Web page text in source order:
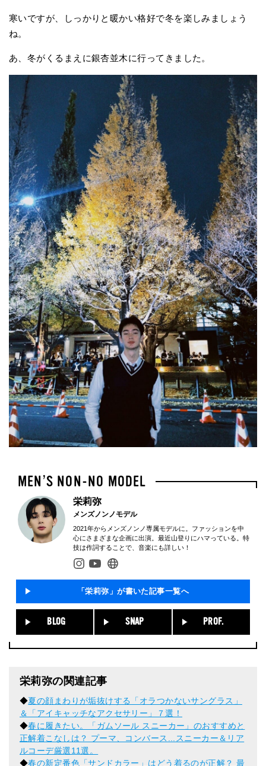
寒いですが、しっかりと暖かい格好で冬を楽しみましょう
ね。
あ、冬がくるまえに銀杏並木に行ってきました。
栄莉弥
メンズノンノモデル
2021年からメンズノンノ専属モデルに。ファッションを中
心にさまざまな企画に出演。最近山登りにハマっている。特
技は作詞することで、音楽にも詳しい！
「栄莉弥」が書いた記事一覧へ
BLOG SNAP PROF.
栄莉弥の関連記事
◆夏の顔まわりが垢抜けする「オラつかないサングラス」
＆「アイキャッチなアクセサリー」７選！
◆春に履きたい。「ガムソール スニーカー」のおすすめと
正解着こなしは？ プーマ、コンバース...スニーカー＆リア
ルコーデ厳選11選。
◆春の新定番色「サンドカラー」はどう着るのが正解？ 最